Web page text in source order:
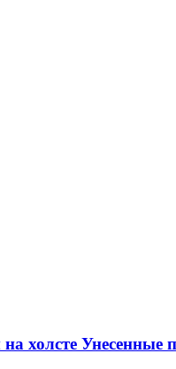
холсте Унесенные